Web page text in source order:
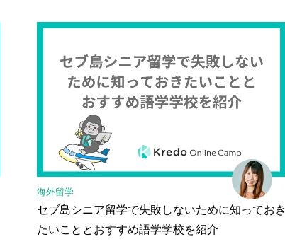
海外留学
セブ島シニア留学で失敗しないために知っておき
たいこととおすすめ語学学校を紹介